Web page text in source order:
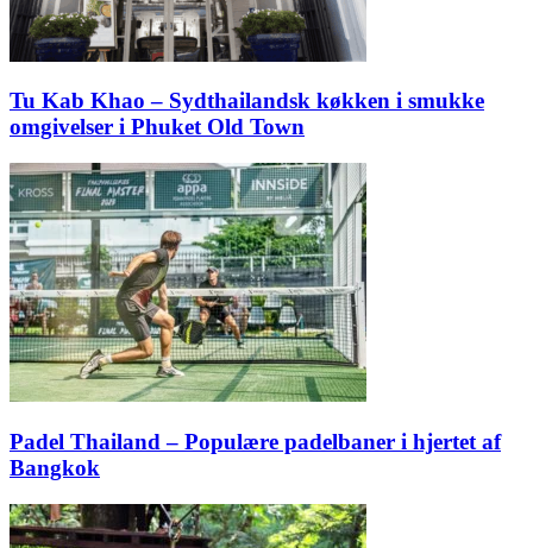
Tu Kab Khao – Sydthailandsk køkken i smukke
omgivelser i Phuket Old Town
Padel Thailand – Populære padelbaner i hjertet af
Bangkok